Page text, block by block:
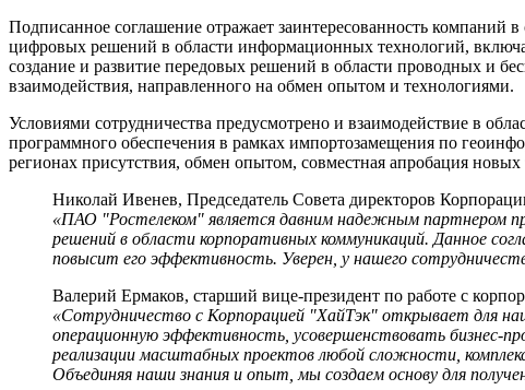
Подписанное соглашение отражает заинтересованность компаний
цифровых решений в области информационных технологий,
создание и развитие передовых решений в области проводных и
взаимодействия, направленного на обмен опытом и технологиями.
Условиями сотрудничества предусмотрено и взаимодействие в
программного обеспечения в рамках импортозамещения по
регионах присутствия, обмен опытом, совместная апробация
Николай Ивенев, Председатель Совета директоров
«ПАО "Ростелеком" является давним надежным партнером
решений в области корпоративных коммуникаций. Данное
повысит его эффективность. Уверен, у нашего
Валерий Ермаков, старший вице-президент по работе с
«Сотрудничество с Корпорацией "ХайТэк" открывает для
операционную эффективность, усовершенствовать бизнес-
реализации масштабных проектов любой сложности,
Объединяя наши знания и опыт, мы создаем основу для